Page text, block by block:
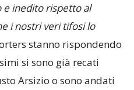
e inedito rispetto al
i nostri veri tifosi lo
stanno rispondendo
si sono già recati
Arsizio o sono andati